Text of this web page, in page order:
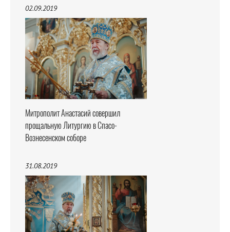
02.09.2019
Митрополит Анастасий совершил
прощальную Литургию в Спасо-
Вознесенском соборе
31.08.2019